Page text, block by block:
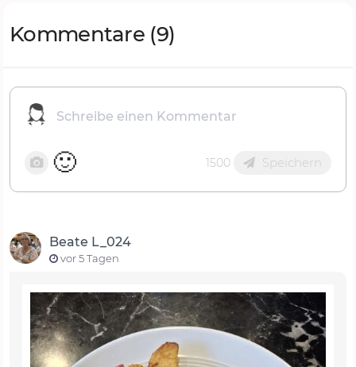
Kommentare (9)
🙂 1500 Speichern
Beate L_024
vor 5 Tagen